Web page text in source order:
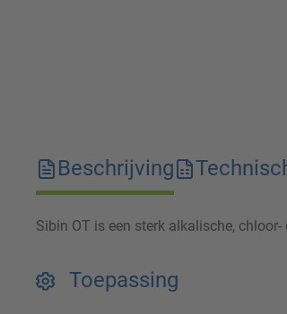
Beschrijving
Sibin OT is een sterk alkalische,
Toepassing